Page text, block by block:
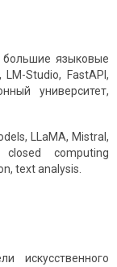
языковые
Studio, FastAPI,
университет,
LLaMA, Mistral,
closed computing
text analysis.
искусственного